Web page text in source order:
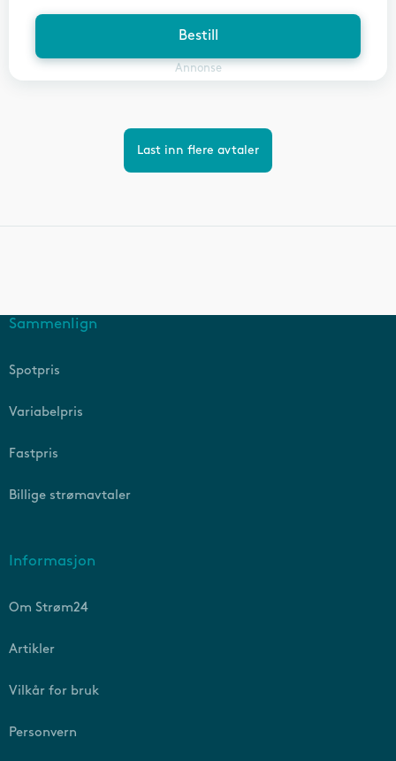
Bestill
Annonse
Last inn flere avtaler
Sammenlign
Spotpris
Variabelpris
Fastpris
Billige strømavtaler
Informasjon
Om Strøm24
Artikler
Vilkår for bruk
Personvern